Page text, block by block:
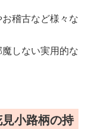
稽古など様々な
しない実用的な
小路柄の持